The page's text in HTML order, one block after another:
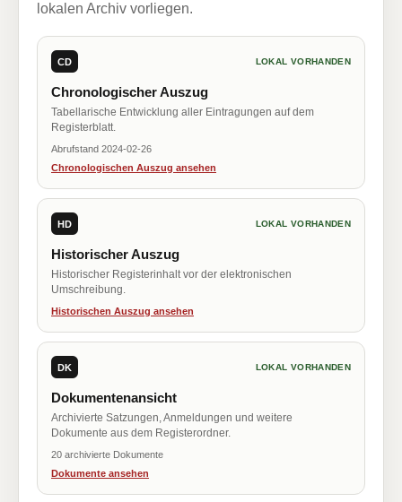
lokalen Archiv vorliegen.
CD LOKAL VORHANDEN
Chronologischer Auszug
Tabellarische Entwicklung aller Eintragungen auf dem
Registerblatt.
Abrufstand 2024-02-26
Chronologischen Auszug ansehen
HD LOKAL VORHANDEN
Historischer Auszug
Historischer Registerinhalt vor der elektronischen
Umschreibung.
Historischen Auszug ansehen
DK LOKAL VORHANDEN
Dokumentenansicht
Archivierte Satzungen, Anmeldungen und weitere
Dokumente aus dem Registerordner.
20 archivierte Dokumente
Dokumente ansehen